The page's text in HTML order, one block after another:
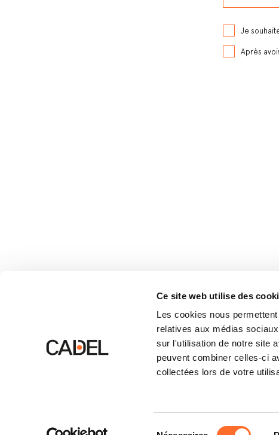
Ce site web utilise des
Les cookies nous
relatives aux médias
sur l'utilisation de notre site
peuvent combiner celles-ci
collectées lors de votre
Je
Après